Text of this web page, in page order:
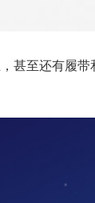
甚至还有履带